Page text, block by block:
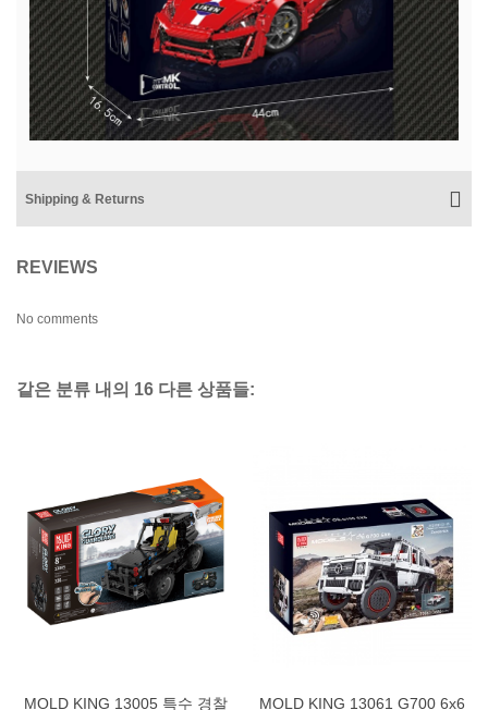
Shipping & Returns
REVIEWS
No comments
같은 분류 내의 16 다른 상품들:
MOLD KING 13005 특수 경찰 MOLD KING 13061 G700 6x6